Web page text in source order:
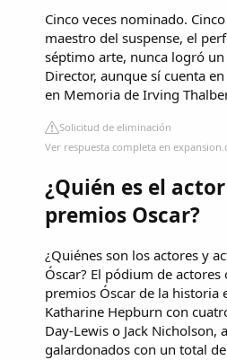
Cinco veces nominado.
maestro del suspense, el
séptimo arte, nunca logró
Director, aunque sí cuenta
en Memoria de Irving
Solicitud de eliminación
Ver respuesta completa en
¿Quién es el
premios Oscar?
¿Quiénes son los actores y
Óscar? El pódium de actores
premios Óscar de la historia
Katharine Hepburn con
Day-Lewis o Jack Nicholson,
galardonados con un total